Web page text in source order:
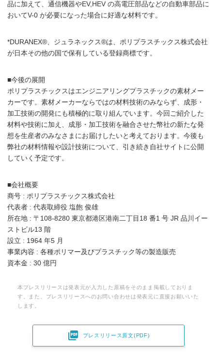
品に加えて、通信機器やEV,HEV の高電圧部品などの自動車部品に
おいてV-0 が必要になった場合に好適な材料です。
*DURANEX®、ジュラネックス®は、ポリプラスチックス株式会社
が日本その他の国で保有している登録商標です。
■今後の展開
ポリプラスチックスはエンジニアリングプラスチックの素材メー
カーです。素材メーカーならではの材料技術のみならず、成形・
加工技術の開発にも積極的に取り組んでいます。今回ご紹介した
材料や技術に加え、成形・加工技術を融合させた幣社の新たな発
想を生産者のみなさまにお届けしたいと考えております。今後も
弊社の材料情報や設計技術について、引き続き自社サイトに公開
していく予定です。
■会社概要
商号 : ポリプラスチックス株式会社
代表者 : 代表取締役 塩飽 俊雄
所在地 : 〒108-8280 東京都港区港南二丁目18 番1 号 JR 品川イー
ストビル13 階
設立 : 1964 年5 月
事業内容 : 各種ポリマー及びプラスチック等の製造販売
資本金 : 30 億円
本プレスリリースは発表元が入力した原稿をそのまま掲載しておりま
す。また、プレスリリースへのお問い合わせは発表元に直接お願いいた
します。
 プレスリリース原文(PDF)